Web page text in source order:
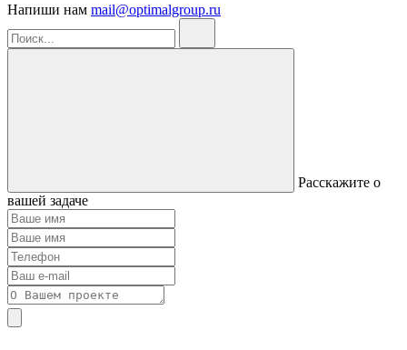
Напиши нам mail@optimalgroup.ru
Расскажите о
вашей задаче